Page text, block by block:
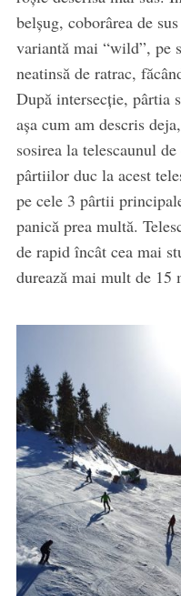
belșug, coborârea de
variantă mai “wild”, pe
neatinsă de ratrac,
După intersecție, pârtia
așa cum am descris
sosirea la telescaunul
pârtiilor duc la acest
pe cele 3 pârtii
panică prea multă.
de rapid încât cea mai
durează mai mult de 15